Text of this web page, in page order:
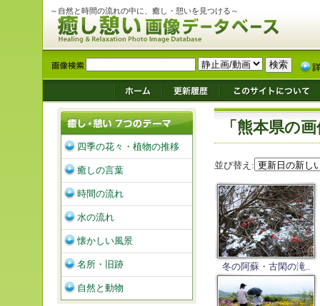
～自然と時間の流れの中に、癒し・憩いを見つける～
「熊本県の
並び替え:
冬の阿蘇・古閑の滝..
四季の花々・植物の推移
癒しの言葉
時間の流れ
水の流れ
懐かしい風景
名所・旧跡
自然と動物